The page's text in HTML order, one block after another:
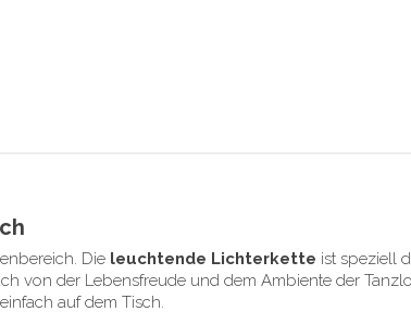
Die leuchtende Lichterkette ist speziell
von der Lebensfreude und dem Ambiente der
auf dem Tisch.